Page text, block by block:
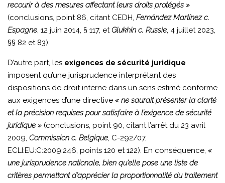
recourir à des mesures affectant leurs droits protégés »
(conclusions, point 86, citant CEDH, Fernández Martínez c.
Espagne, 12 juin 2014, § 117, etGlukhin c. Russie, 4 juillet 2023,
§§ 82 et 83).
D’autre part, les exigences de sécurité juridique
imposent qu’une jurisprudence interprétant des
dispositions de droit interne dans un sens estimé conforme
aux exigences d’une directive « ne saurait présenter la clarté
et la précision requises pour satisfaire à l’exigence de sécurité
juridique » (conclusions, point 90, citant l’arrêt du 23 avril
2009, Commission c. Belgique, C-292/07,
ECLI:EU:C:2009:246, points 120 et 122). En conséquence, «
une jurisprudence nationale, bien qu’elle pose une liste de
critères permettant d’apprécier la proportionnalité du traitement